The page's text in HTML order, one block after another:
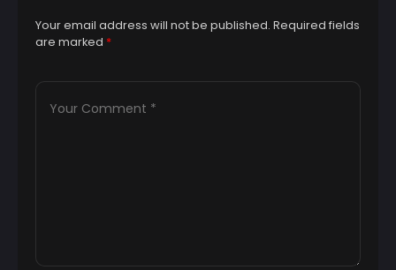
Your email address will not be published. Required fields
are marked *